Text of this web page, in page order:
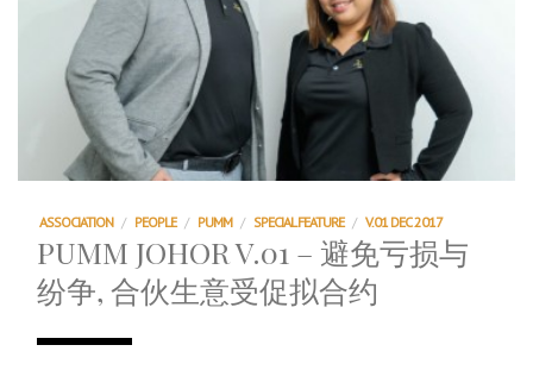
ASSOCIATION / PEOPLE / PUMM / SPECIAL FEATURE / V.01 DEC 2017
PUMM JOHOR V.01 – 避免亏损与
纷争, 合伙生意受促拟合约